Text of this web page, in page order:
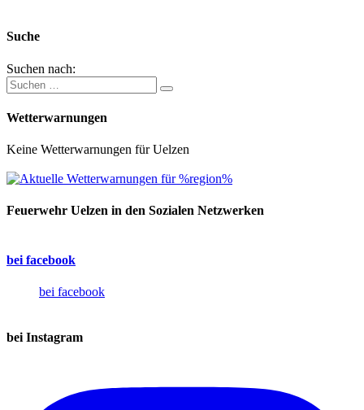
Suche
Suchen nach:
Wetterwarnungen
Keine Wetterwarnungen für Uelzen
Feuerwehr Uelzen in den Sozialen Netzwerken
bei facebook
bei facebook
bei Instagram